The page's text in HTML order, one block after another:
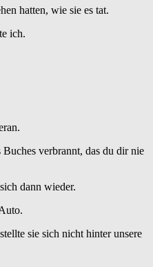
hatten, wie sie es tat.
ich.
verbrannt, das du dir nie
dann wieder.
sie sich nicht hinter unsere